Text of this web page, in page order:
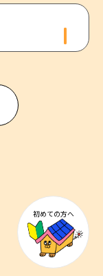
初めての方へ